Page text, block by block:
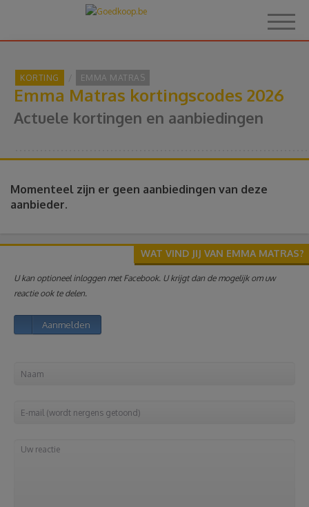
Hoe het werkt
Reviews
Reizen
Geldzaken
Thuis
Elektronica
KORTING EMMA MATRAS
Emma Matras kortingscodes 2026
Actuele kortingen en aanbiedingen
Momenteel zijn er geen aanbiedingen van deze
aanbieder.
WAT VIND JIJ VAN EMMA MATRAS?
U kan optioneel inloggen met Facebook. U krijgt dan de mogelijk om uw
reactie ook te delen.
Aanmelden